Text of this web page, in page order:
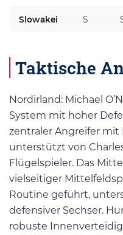
Slowakei S
Taktische
Nordirland: Michael
System mit hoher
zentraler Angreifer mit
unterstützt von
Flügelspieler. Das
vielseitiger
Routine geführt,
defensiver Sechser.
robuste